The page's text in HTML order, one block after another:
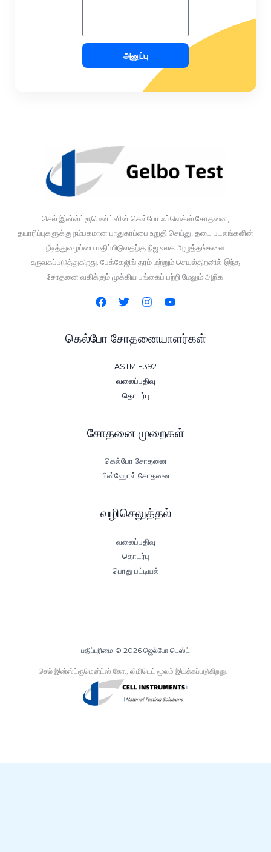
அனுப்பு
செல் இன்ஸ்ட்ரூமென்ட்ஸின் கெல்போ ஃப்ளெக்ஸ் சோதனை,
தயாரிப்புகளுக்கு நம்பகமான பாதுகாப்பை உறுதி செய்து, தடை படலங்களின்
நீடித்துழைப்பை மதிப்பிடுவதற்கு நிஜ உலக அழுத்தங்களை
உருவகப்படுத்துகிறது. பேக்கேஜிங் தரம் மற்றும் செயல்திறனில் இந்த
சோதனை வகிக்கும் முக்கிய பங்கைப் பற்றி மேலும் அறிக.
கெல்போ சோதனையாளர்கள்
ASTM F392
வலைப்பதிவு
தொடர்பு
சோதனை முறைகள்
கெல்போ சோதனை
பின்ஹோல் சோதனை
வழிசெலுத்தல்
வலைப்பதிவு
தொடர்பு
பொது பட்டியல்
பதிப்புரிமை © 2026 ஜெல்போ டெஸ்ட்
செல் இன்ஸ்ட்ரூமென்ட்ஸ் கோ., லிமிடெட் மூலம் இயக்கப்படுகிறது.